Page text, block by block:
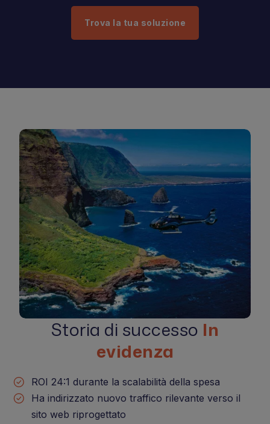
Trova la tua soluzione
Storia di successo In
evidenza
ROI 24:1 durante la scalabilità della spesa
Ha indirizzato nuovo traffico rilevante verso il
sito web riprogettato